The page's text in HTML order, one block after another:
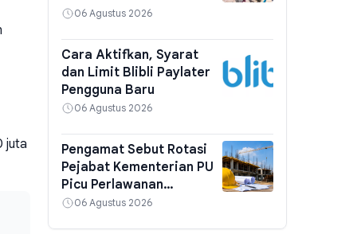
juta
Ketahanan Air
06 Agustus 2026
Cara Aktifkan, Syarat
dan Limit Blibli Paylater
Pengguna Baru
06 Agustus 2026
Pengamat Sebut Rotasi
Pejabat Kementerian PU
Picu Perlawanan
terhadap Menteri Dody
06 Agustus 2026